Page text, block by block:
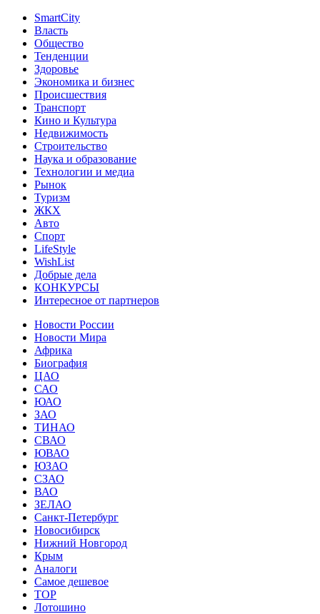
SmartCity
Власть
Общество
Тенденции
Здоровье
Экономика и бизнес
Происшествия
Транспорт
Кино и Культура
Недвижимость
Строительство
Наука и образование
Технологии и медиа
Рынок
Туризм
ЖКХ
Авто
Спорт
LifeStyle
WishList
Добрые дела
КОНКУРСЫ
Интересное от партнеров
Новости России
Новости Мира
Африка
Биография
ЦАО
САО
ЮАО
ЗАО
ТИНАО
СВАО
ЮВАО
ЮЗАО
СЗАО
ВАО
ЗЕЛАО
Санкт-Петербург
Новосибирск
Нижний Новгород
Крым
Аналоги
Самое дешевое
TOP
Лотошино